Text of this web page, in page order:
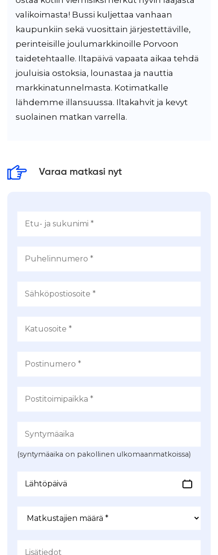
valikoimasta! Bussi kuljettaa vanhaan
kaupunkiin sekä vuosittain järjestettäville,
perinteisille joulumarkkinoille Porvoon
taidetehtaalle. Iltapäivä vapaata aikaa tehdä
jouluisia ostoksia, lounastaa ja nauttia
markkinatunnelmasta. Kotimatkalle
lähdemme illansuussa. Iltakahvit ja kevyt
suolainen matkan varrella.
Varaa matkasi nyt
(syntymäaika on pakollinen ulkomaanmatkoissa)